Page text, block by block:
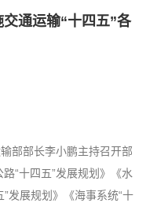
交通运输“十四五”各
部部长李小鹏主持召开部
“十四五”发展规划》《水
发展规划》《海事系统“十